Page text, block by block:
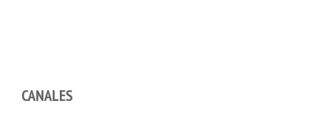
CANALES